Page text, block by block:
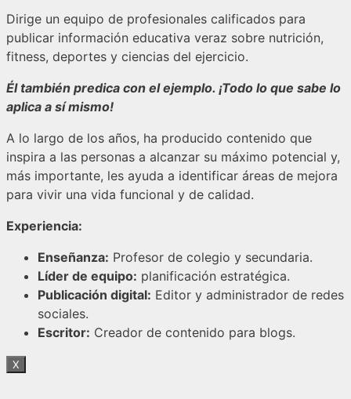
Dirige un equipo de profesionales calificados para
publicar información educativa veraz sobre nutrición,
fitness, deportes y ciencias del ejercicio.
Él también predica con el ejemplo. ¡Todo lo que sabe lo
aplica a sí mismo!
A lo largo de los años, ha producido contenido que
inspira a las personas a alcanzar su máximo potencial y,
más importante, les ayuda a identificar áreas de mejora
para vivir una vida funcional y de calidad.
Experiencia:
Enseñanza: Profesor de colegio y secundaria.
Líder de equipo: planificación estratégica.
Publicación digital: Editor y administrador de redes
sociales.
Escritor: Creador de contenido para blogs.
X